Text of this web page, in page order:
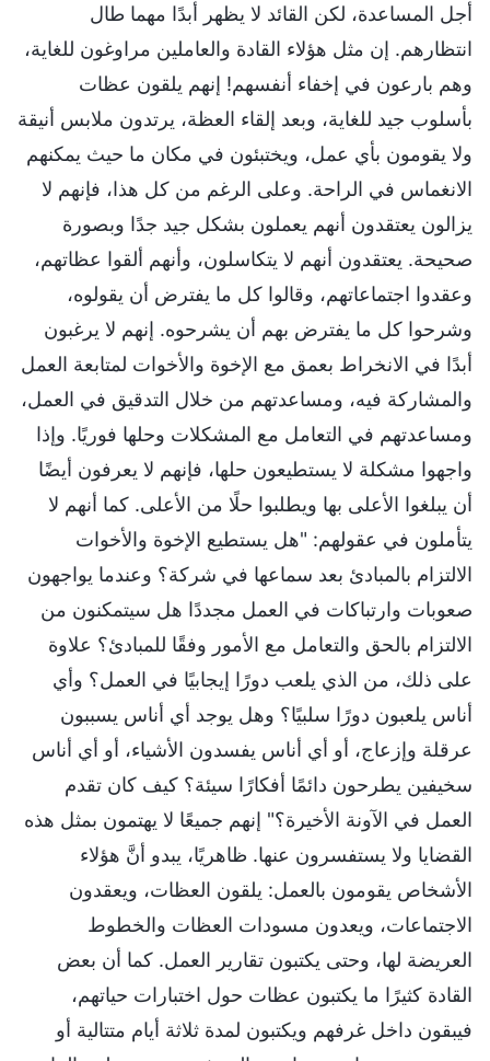
أجل المساعدة، لكن القائد لا يظهر أبدًا مهما طال
انتظارهم. إن مثل هؤلاء القادة والعاملين مراوغون للغاية،
وهم بارعون في إخفاء أنفسهم! إنهم يلقون عظات
بأسلوب جيد للغاية، وبعد إلقاء العظة، يرتدون ملابس أنيقة
ولا يقومون بأي عمل، ويختبئون في مكان ما حيث يمكنهم
الانغماس في الراحة. وعلى الرغم من كل هذا، فإنهم لا
يزالون يعتقدون أنهم يعملون بشكل جيد جدًا وبصورة
صحيحة. يعتقدون أنهم لا يتكاسلون، وأنهم ألقوا عظاتهم،
وعقدوا اجتماعاتهم، وقالوا كل ما يفترض أن يقولوه،
وشرحوا كل ما يفترض بهم أن يشرحوه. إنهم لا يرغبون
أبدًا في الانخراط بعمق مع الإخوة والأخوات لمتابعة العمل
والمشاركة فيه، ومساعدتهم من خلال التدقيق في العمل،
ومساعدتهم في التعامل مع المشكلات وحلها فوريًا. وإذا
واجهوا مشكلة لا يستطيعون حلها، فإنهم لا يعرفون أيضًا
أن يبلغوا الأعلى بها ويطلبوا حلًا من الأعلى. كما أنهم لا
يتأملون في عقولهم: "هل يستطيع الإخوة والأخوات
الالتزام بالمبادئ بعد سماعها في شركة؟ وعندما يواجهون
صعوبات وارتباكات في العمل مجددًا هل سيتمكنون من
الالتزام بالحق والتعامل مع الأمور وفقًا للمبادئ؟ علاوة
على ذلك، من الذي يلعب دورًا إيجابيًا في العمل؟ وأي
أناس يلعبون دورًا سلبيًا؟ وهل يوجد أي أناس يسببون
عرقلة وإزعاج، أو أي أناس يفسدون الأشياء، أو أي أناس
سخيفين يطرحون دائمًا أفكارًا سيئة؟ كيف كان تقدم
العمل في الآونة الأخيرة؟" إنهم جميعًا لا يهتمون بمثل هذه
القضايا ولا يستفسرون عنها. ظاهريًا، يبدو أنَّ هؤلاء
الأشخاص يقومون بالعمل: يلقون العظات، ويعقدون
الاجتماعات، ويعدون مسودات العظات والخطوط
العريضة لها، وحتى يكتبون تقارير العمل. كما أن بعض
القادة كثيرًا ما يكتبون عظات حول اختبارات حياتهم،
فيبقون داخل غرفهم ويكتبون لمدة ثلاثة أيام متتالية أو